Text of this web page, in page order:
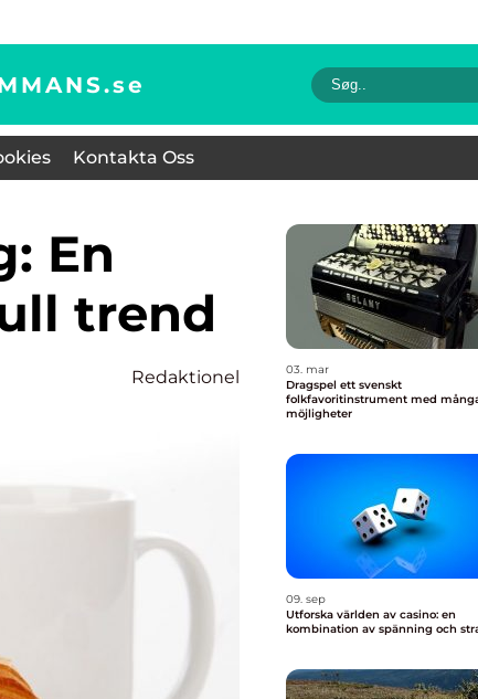
se
Kontakta Oss
trend
Redaktionel
03. mar
Dragspel ett svenskt
folkfavoritinstrument med
möjligheter
09. sep
Utforska världen av casino: en
kombination av spänning och